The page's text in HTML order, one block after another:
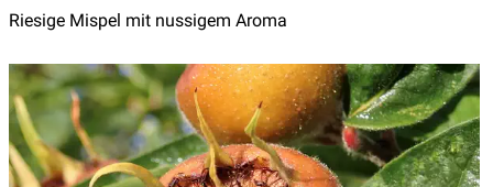
Riesige Mispel mit nussigem Aroma